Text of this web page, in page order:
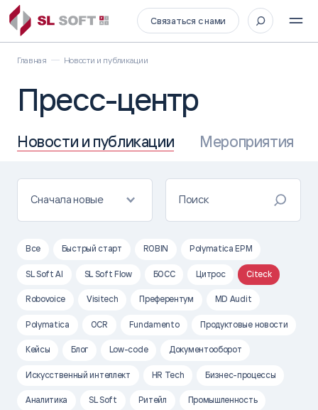
Связаться с нами
Главная Новости и публикации
Пресс-центр
Новости и публикации Мероприятия
Сначала новые
Все Быстрый старт ROBIN Polymatica EPM
SL Soft AI SL Soft Flow БОСС Цитрос Citeck
Robovoice Visitech Преферентум MD Audit
Polymatica OCR Fundamento Продуктовые новости
Кейсы Блог Low-code Документооборот
Искусственный интеллект HR Tech Бизнес-процессы
Аналитика SL Soft Ритейл Промышленность